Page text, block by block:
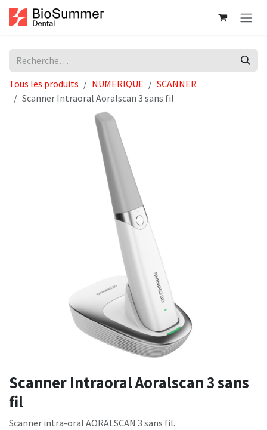
Se rendre au contenu
Tous les produits NUMERIQUE
SCANNER
Scanner Intraoral Aoralscan 3 sans fil
Scanner Intraoral Aoralscan 3 sans
fil
Scanner intra-oral AORALSCAN 3 sans fil.